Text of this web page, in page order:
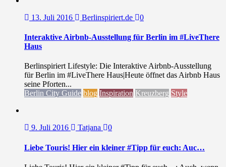
13. Juli 2016 Berlinspiriert.de 0
Interaktive Airbnb-Ausstellung für Berlin im #LiveThere
Haus
Berlinspiriert Lifestyle: Die Interaktive Airbnb-Ausstellung
für Berlin im #LiveThere Haus|Heute öffnet das Airbnb Haus
seine Pforten...
Berlin City Guide blog Inspiration Kreuzberg Style
9. Juli 2016 Tatjana 0
Liebe Touris! Hier ein kleiner #Tipp für euch: Auc…